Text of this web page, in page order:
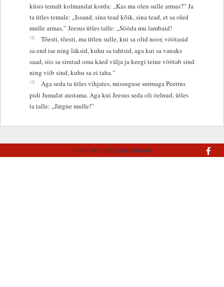
küsis temalt kolmandat korda: „Kas ma olen sulle armas?” Ja
ta ütles temale: „Issand, sina tead kõik, sina tead, et sa oled
mulle armas.” Jeesus ütles talle: „Sööda mu lambaid!
18
Tõesti, tõesti, ma ütlen sulle, kui sa olid noor, vöötasid
sa end ise ning läksid, kuhu sa tahtsid, aga kui sa vanaks
saad, siis sa sirutad oma käed välja ja keegi teine vöötab sind
ning viib sind, kuhu sa ei taha.”
19
Aga seda ta ütles vihjates, missuguse surmaga Peetrus
pidi Jumalat austama. Aga kui Jeesus seda oli öelnud, ütles
ta talle: „Järgne mulle!”
© AD 2005-2022Eesti Piibliselts